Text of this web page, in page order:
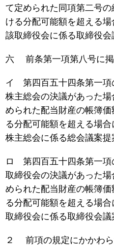
て定められた同項第二号
ける分配可能額を超える
該取締役会に係る取締役
六 前条第一項第八号に
イ 第四百五十四条第一項
株主総会の決議があった
められた配当財産の帳簿
る分配可能額を超える場
株主総会に係る総会議案提
ロ 第四百五十四条第一項
取締役会の決議があった
められた配当財産の帳簿
る分配可能額を超える場
取締役会に係る取締役会
２ 前項の規定にかかわ